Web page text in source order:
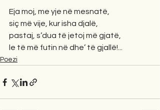
Eja moj, me yje në mesnatë,
siç më vije, kur isha djalë,
pastaj, s’dua të jetoj më gjatë,
le të më futin në dhe’ të gjallë!...
Poezi